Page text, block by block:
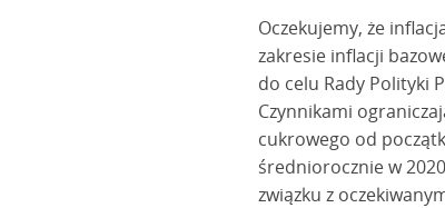
Oczekujemy, że
zakresie inflacji
do celu Rady Polityki
Czynnikami
cukrowego od
średniorocznie w
związku z